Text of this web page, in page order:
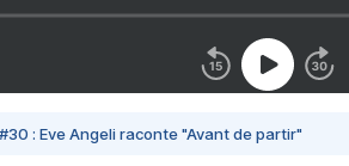
#30 : Eve Angeli raconte "Avant de partir"